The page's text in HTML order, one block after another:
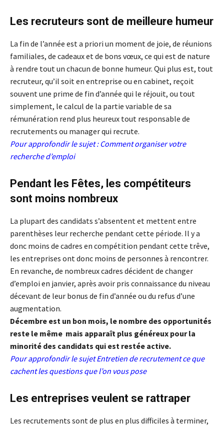
Les recruteurs sont de meilleure humeur
La fin de l’année est a priori un moment de joie, de réunions
familiales, de cadeaux et de bons vœux, ce qui est de nature
à rendre tout un chacun de bonne humeur. Qui plus est, tout
recruteur, qu’il soit en entreprise ou en cabinet, reçoit
souvent une prime de fin d’année qui le réjouit, ou tout
simplement, le calcul de la partie variable de sa
rémunération rend plus heureux tout responsable de
recrutements ou manager qui recrute.
Pour approfondir le sujet : Comment organiser votre
recherche d’emploi
Pendant les Fêtes, les compétiteurs
sont moins nombreux
La plupart des candidats s’absentent et mettent entre
parenthèses leur recherche pendant cette période. Il y a
donc moins de cadres en compétition pendant cette trêve,
les entreprises ont donc moins de personnes à rencontrer.
En revanche, de nombreux cadres décident de changer
d’emploi en janvier, après avoir pris connaissance du niveau
décevant de leur bonus de fin d’année ou du refus d’une
augmentation.
Décembre est un bon mois, le nombre des opportunités
reste le même mais apparaît plus généreux pour la
minorité des candidats qui est restée active.
Pour approfondir le sujetEntretien de recrutement ce que
cachent les questions que l’on vous pose
Les entreprises veulent se rattraper
Les recrutements sont de plus en plus difficiles à terminer,